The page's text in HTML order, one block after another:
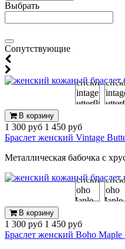
Выбрать
Cопутствующие
В корзину
1 300 руб 1 450 руб
Браслет женский Vintage
Металлическая бабочка с
В корзину
1 300 руб 1 450 руб
Браслет женский Boho Maple